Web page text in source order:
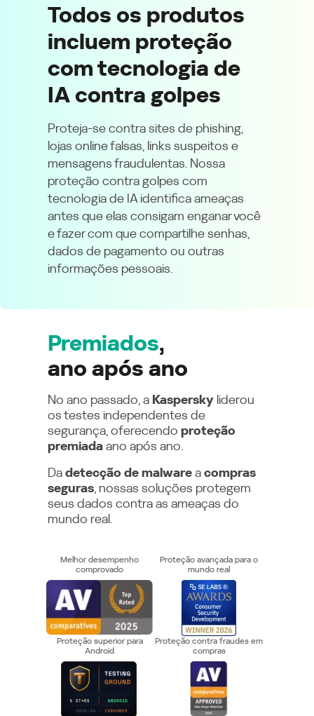
Todos os produtos
incluem proteção
com tecnologia de
IA contra golpes
Proteja-se contra sites de phishing,
lojas online falsas, links suspeitos e
mensagens fraudulentas. Nossa
proteção contra golpes com
tecnologia de IA identifica ameaças
antes que elas consigam enganar você
e fazer com que compartilhe senhas,
dados de pagamento ou outras
informações pessoais.
Melhor desempenho
comprovado
Proteção avançada para o
mundo real
Proteção superior para
Android
Proteção contra fraudes em
compras
Premiados,
ano após ano
No ano passado, a Kaspersky liderou
os testes independentes de
segurança, oferecendo proteção
premiadaano após ano.
Dadetecção de malwareacompras
seguras , nossas soluções protegem
seus dados contra as ameaças do
mundo real.